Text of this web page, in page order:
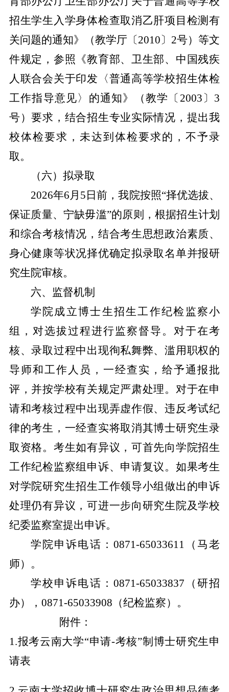
招生学生入学身体检查取消乙肝项目检测有
关问题的通知》（教学厅〔2010〕 2号）等文
件规定，参照《教育部、卫生部、中国残疾
人联合会关于印发〈普通高等学校招生体检
工作指导意见〉的通知》（教学〔 2003 〕 3
号）要求，结合招生专业实际情况，提出我
校体检要求，未达到体检要求的，不予录
取。
（六）拟录取
2026年6月 5 日前 ，我院按照“择优选拔、
保证质量、宁缺毋滥”的原则，根据招生计划
和综合考核情况，结合考生思想政治素质、
身心健康等状况择优确定拟录取名单并报研
究生院审核。
六、监督机制
学院成立博士生招生工作纪检监察小
组，对选拔过程进行监察督导。对于在考
核、录取过程中出现徇私舞弊、滥用职权的
导师和工作人员，一经查实，给予通报批
评，并按学校有关规定严肃处理。对于在申
请和考核过程中出现弄虚作假、违反考试纪
律的考生，一经查实将取消其博士研究生录
取资格。考生如有异议，可首先向学院招生
工作纪检监察组申诉、申请复议。如果考生
对学院研究生招生工作领导小组做出的申诉
处理仍有异议，可进一步向研究生院及学校
纪委监察室提出申诉。
学院申诉电话： 0871-65033611 （ 马老
师）。
学校申诉电话： 0871-65033837 （研招
办）， 0871-65033908 （纪检监察）。
附件：
1.报考云南大学“申请-考核”制博士研究生申
请表